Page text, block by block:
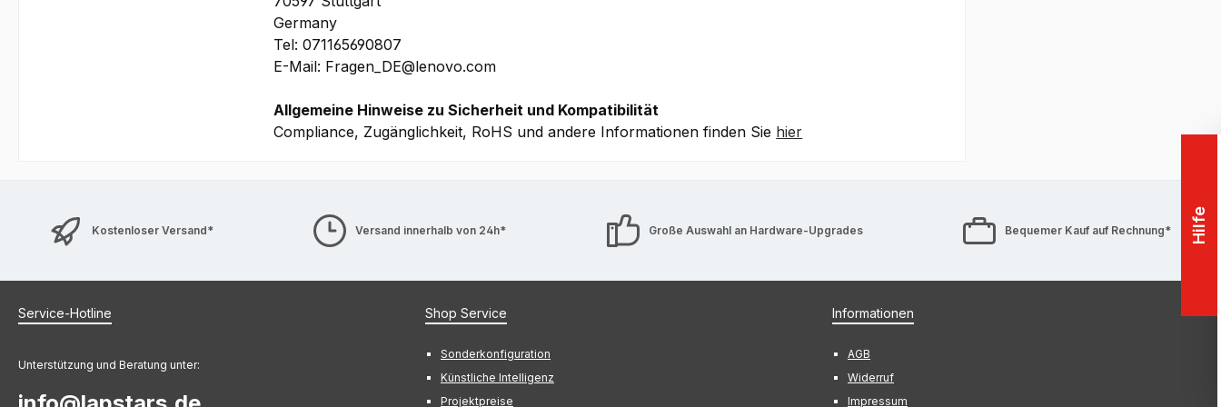
1 Jahr Premier Support (beinhaltet u.a. priorisierten Vor Ort Service)
Bilder und technische Details ohne Gewähr.
Germany
Tel: 071165690807
E-Mail: Fragen_DE@lenovo.com
Allgemeine Hinweise zu Sicherheit und Kompatibilität
Compliance, Zugänglichkeit, RoHS und andere Informationen finden Sie hier
Kostenloser Versand* Versand innerhalb von 24h* Große Auswahl an Hardware-Upgrades Bequemer Kauf auf Rechnung*
Service-Hotline
Unterstützung und Beratung unter:
Shop Service
Sonderkonfiguration
Künstliche Intelligenz
Projektpreise
Informationen
AGB
Widerruf
Impressum
Hilfe